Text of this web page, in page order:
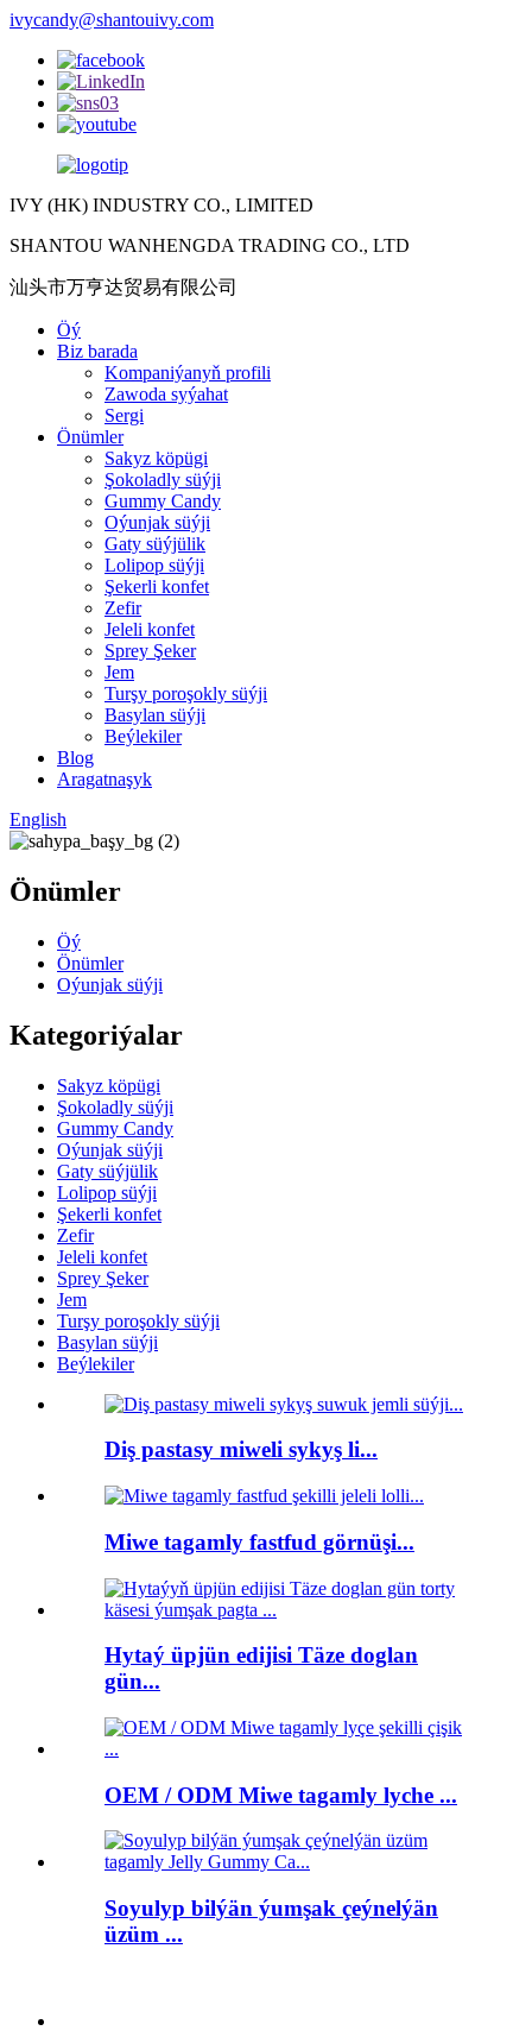
ivycandy@shantouivy.com
IVY (HK) INDUSTRY CO., LIMITED
SHANTOU WANHENGDA TRADING CO., LTD
汕头市万亨达贸易有限公司
Öý
Biz barada
Kompaniýanyň profili
Zawoda syýahat
Sergi
Önümler
Sakyz köpügi
Şokoladly süýji
Gummy Candy
Oýunjak süýji
Gaty süýjülik
Lolipop süýji
Şekerli konfet
Zefir
Jeleli konfet
Sprey Şeker
Jem
Turşy poroşokly süýji
Basylan süýji
Beýlekiler
Blog
Aragatnaşyk
English
Önümler
Öý
Önümler
Oýunjak süýji
Kategoriýalar
Sakyz köpügi
Şokoladly süýji
Gummy Candy
Oýunjak süýji
Gaty süýjülik
Lolipop süýji
Şekerli konfet
Zefir
Jeleli konfet
Sprey Şeker
Jem
Turşy poroşokly süýji
Basylan süýji
Beýlekiler
Diş pastasy miweli sykyş li...
Miwe tagamly fastfud görnüşi...
Hytaý üpjün edijisi Täze doglan
gün...
OEM / ODM Miwe tagamly lyche ...
Soyulyp bilýän ýumşak çeýnelýän
üzüm ...